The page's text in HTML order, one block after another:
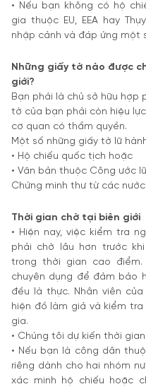
• Nếu bạn không có hộ
gia thuộc EU, EEA hay
nhập cảnh và đáp ứng một
Những giấy tờ nào được
giới?
Bạn phải là chủ sở hữu hợp
tờ của bạn phải còn hiệu
cơ quan có thẩm quyền.
Một số những giấy tờ lữ
• Hộ chiếu quốc tịch hoặc
• Văn bản thuộc Công ước
Chứng minh thư từ các
Thời gian chờ tại biên giới
• Hiện nay, việc kiểm tra
phải chờ lâu hơn trước
trong thời gian cao
chuyên dụng để đảm bảo
đều là thực. Nhân viên
hiện đồ làm giả và kiểm
gia.
• Chúng tôi dự kiến thời
• Nếu bạn là công dân
riêng dành cho hai nhóm
xác minh hộ chiếu hoặc